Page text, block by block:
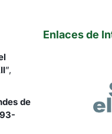
”,
de
Enlaces de